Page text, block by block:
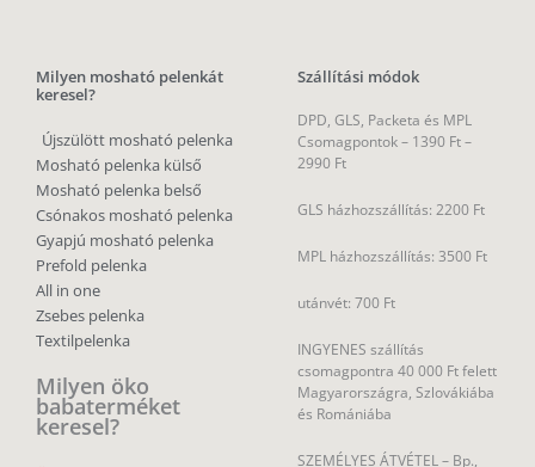
Milyen mosható pelenkát
keresel?
Újszülött mosható pelenka
Mosható pelenka külső
Mosható pelenka belső
Csónakos mosható pelenka
Gyapjú mosható pelenka
Prefold pelenka
All in one
Zsebes pelenka
Textilpelenka
Milyen öko
babaterméket
keresel?
Szállítási módok
DPD, GLS, Packeta és MPL
Csomagpontok – 1390 Ft –
2990 Ft
GLS házhozszállítás: 2200 Ft
MPL házhozszállítás: 3500 Ft
utánvét: 700 Ft
INGYENES szállítás
csomagpontra 40 000 Ft felett
Magyarországra, Szlovákiába
és Romániába
SZEMÉLYES ÁTVÉTEL – Bp.,